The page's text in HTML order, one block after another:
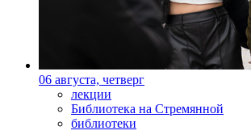
06 августа, четверг
лекции
Библиотека на Стремянной
библиотеки